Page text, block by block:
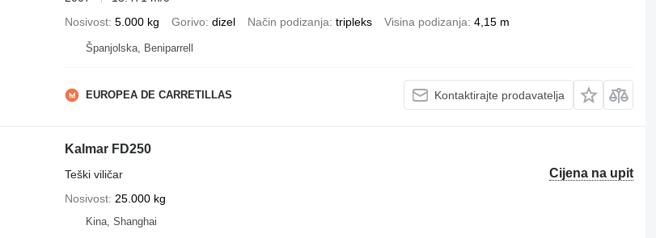
Nosivost 5.000 kg Gorivo dizel Način podizanja tripleks Visina podizanja 4,15 m
Španjolska, Beniparrell
EUROPEA DE CARRETILLAS Kontaktirajte prodavatelja
Kalmar FD250
Cijena na upit
Teški viličar
Nosivost 25.000 kg
Kina, Shanghai